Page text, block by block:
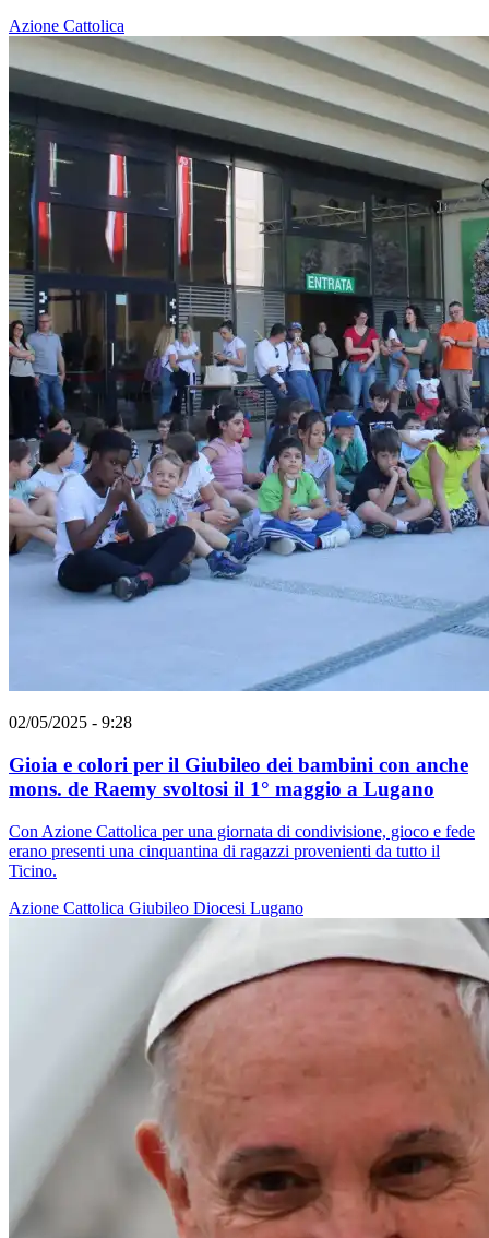
Azione Cattolica
02/05/2025 - 9:28
Gioia e colori per il Giubileo dei bambini con anche
mons. de Raemy svoltosi il 1° maggio a Lugano
Con Azione Cattolica per una giornata di condivisione, gioco e fede
erano presenti una cinquantina di ragazzi provenienti da tutto il
Ticino.
Azione Cattolica Giubileo Diocesi Lugano